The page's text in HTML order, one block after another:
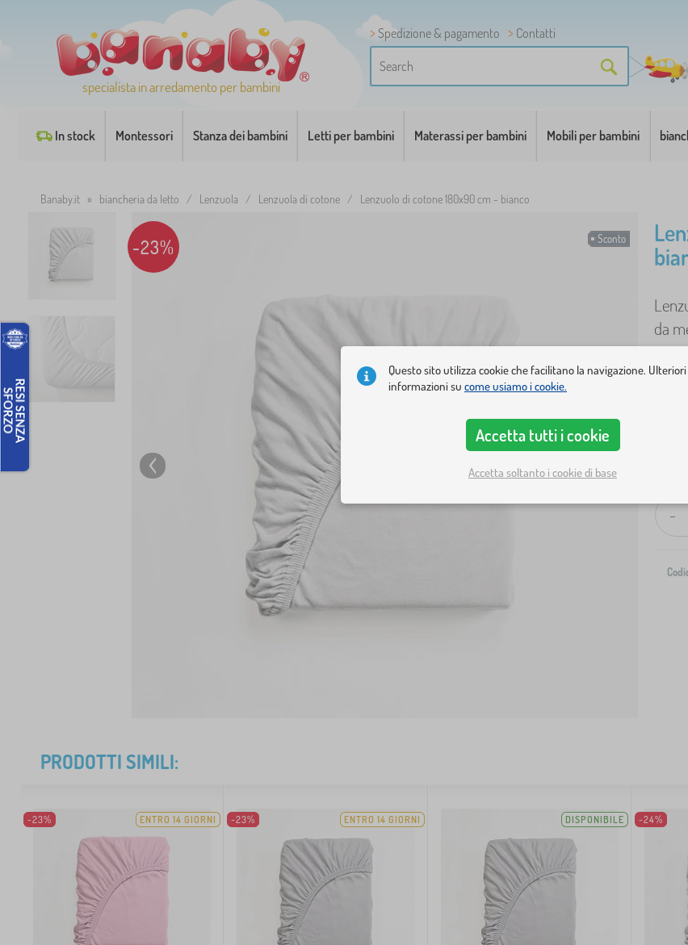
specialista in arredamento per bambini
Spedizione & pagamento
Contatti
In stock Montessori Stanza dei bambini Letti per bambini Materassi per bambini Mobili per bambini
Banaby.it » biancheria da letto / Lenzuola / Lenzuola di cotone / Lenzuolo di cotone 180x90 cm - bianco
Sconto
-23%
da
-
PRODOTTI SIMILI:
-23% ENTRO 14 GIORNI -23% ENTRO 14 GIORNI DISPONIBILE -24%
Questo sito utilizza cookie che facilitano la navigazione. Ulteriori
informazioni su come usiamo i cookie.
Accetta tutti i cookie
Accetta soltanto i cookie di base